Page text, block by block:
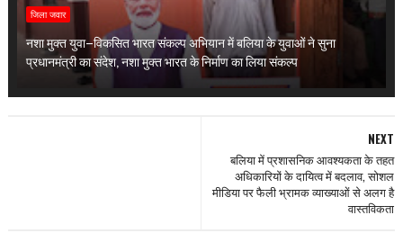
जिला जवार
नशा मुक्त युवा–विकसित भारत संकल्प अभियान में बलिया के युवाओं ने सुना
प्रधानमंत्री का संदेश, नशा मुक्त भारत के निर्माण का लिया संकल्प
NEXT
बलिया में प्रशासनिक आवश्यकता के तहत
अधिकारियों के दायित्व में बदलाव, सोशल
मीडिया पर फैली भ्रामक व्याख्याओं से अलग है
वास्तविकता